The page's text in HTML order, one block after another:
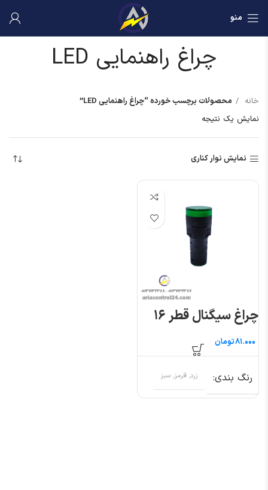
منو
چراغ راهنمایی LED
خانه
محصولات برچسب خورده “چراغ راهنمایی LED”
نمایش یک نتیجه
نمایش نوار کناری
چراغ سیگنال قطر ۱۶
تومان
رنگ بندی زرد, قرمز, سبز